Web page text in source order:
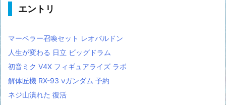
エントリ
マーベラー召喚セット レオパルドン
人生が変わる 日立 ビッグドラム
初音ミク V4X フィギュアライズ ラボ
解体匠機 RX-93 νガンダム 予約
ネジ山潰れた 復活